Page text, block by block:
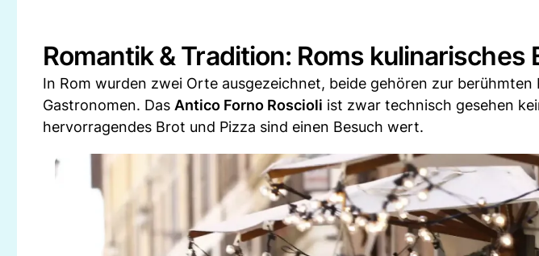
Romantik & Tradition: Roms kulinarisches
In Rom wurden zwei Orte ausgezeichnet, beide gehören zur berühmten
Gastronomen. Das Antico Forno Roscioli ist zwar technisch gesehen
hervorragendes Brot und Pizza sind einen Besuch wert.